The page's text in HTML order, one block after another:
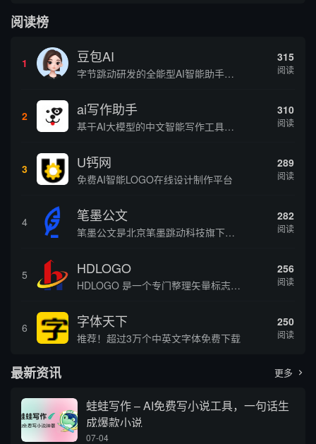
阅读榜
1 豆包AI
字节跳动研发的全能型AI智能助手，提供智能对话、知识问答、内容创作、学习办公等一站式AI服务
315
阅读
2 ai写作助手
基于AI大模型的中文智能写作工具，面向学生、自媒体、职场人士提供一站式文本创作服务 核心定位 AI写作助手是依托人工智能技术打造的创作辅助平台，专注中文文本生成与优化，帮助用户快速完成各类文案、文章、论文等内容创作，提升写作效率 核心功能 ...
310
阅读
3 U钙网
免费AI智能LOGO在线设计制作平台
289
阅读
4 笔墨公文
笔墨公文是北京笔墨跳动科技旗下垂直公文赛道 AIGC 创作平台，深耕体制公文专业场景，依托海量标准公文语料训练专属大模型。平台整合 AI 公文生成、全维度智能校对、范文库、实时更新素材库、标准化公文模板五大核心板块，兼顾公文快速撰写、文稿合...
282
阅读
5 HDLOGO
HDLOGO 是一个专门整理矢量标志和图标的网站，提供各类品牌和公司的矢量标志下载服务，主要面向设计师、营销人员和企业用户，帮他们获取高质量的品牌标识资源。
256
阅读
6 字体天下
推荐！超过3万个中英文字体免费下载
250
阅读
最新资讯 更多 
蛙蛙写作 – AI免费写小说工具，一句话生
成爆款小说
07-04